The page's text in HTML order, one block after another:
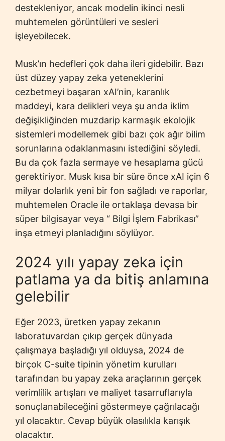
destekleniyor, ancak modelin ikinci nesli
muhtemelen görüntüleri ve sesleri
işleyebilecek.
Musk’ın hedefleri çok daha ileri gidebilir. Bazı
üst düzey yapay zeka yeteneklerini
cezbetmeyi başaran xAI’nin, karanlık
maddeyi, kara delikleri veya şu anda iklim
değişikliğinden muzdarip karmaşık ekolojik
sistemleri modellemek gibi bazı çok ağır bilim
sorunlarına odaklanmasını istediğini söyledi.
Bu da çok fazla sermaye ve hesaplama gücü
gerektiriyor. Musk kısa bir süre önce xAI için 6
milyar dolarlık yeni bir fon sağladı ve raporlar,
muhtemelen Oracle ile ortaklaşa devasa bir
süper bilgisayar veya “ Bilgi İşlem Fabrikası”
inşa etmeyi planladığını söylüyor.
2024 yılı yapay zeka için
patlama ya da bitiş anlamına
gelebilir
Eğer 2023, üretken yapay zekanın
laboratuvardan çıkıp gerçek dünyada
çalışmaya başladığı yıl olduysa, 2024 de
birçok C-suite tipinin yönetim kurulları
tarafından bu yapay zeka araçlarının gerçek
verimlilik artışları ve maliyet tasarruflarıyla
sonuçlanabileceğini göstermeye çağrılacağı
yıl olacaktır. Cevap büyük olasılıkla karışık
olacaktır.